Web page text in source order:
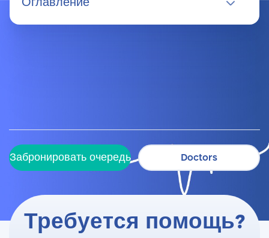
Забронировать очередь Doctors
Требуется помощь?